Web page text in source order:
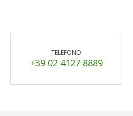
TELEFONO
+39 02 4127 8889